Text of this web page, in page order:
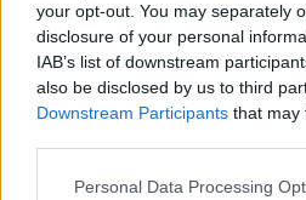
your opt-out. You may separately
disclosure of your personal
IAB’s list of downstream
also be disclosed by us to third
Downstream Participants that may
Please note that this website/app
Personal Data Processing
ΤΟ ΠΑΡΟΝ ΤΗΣ